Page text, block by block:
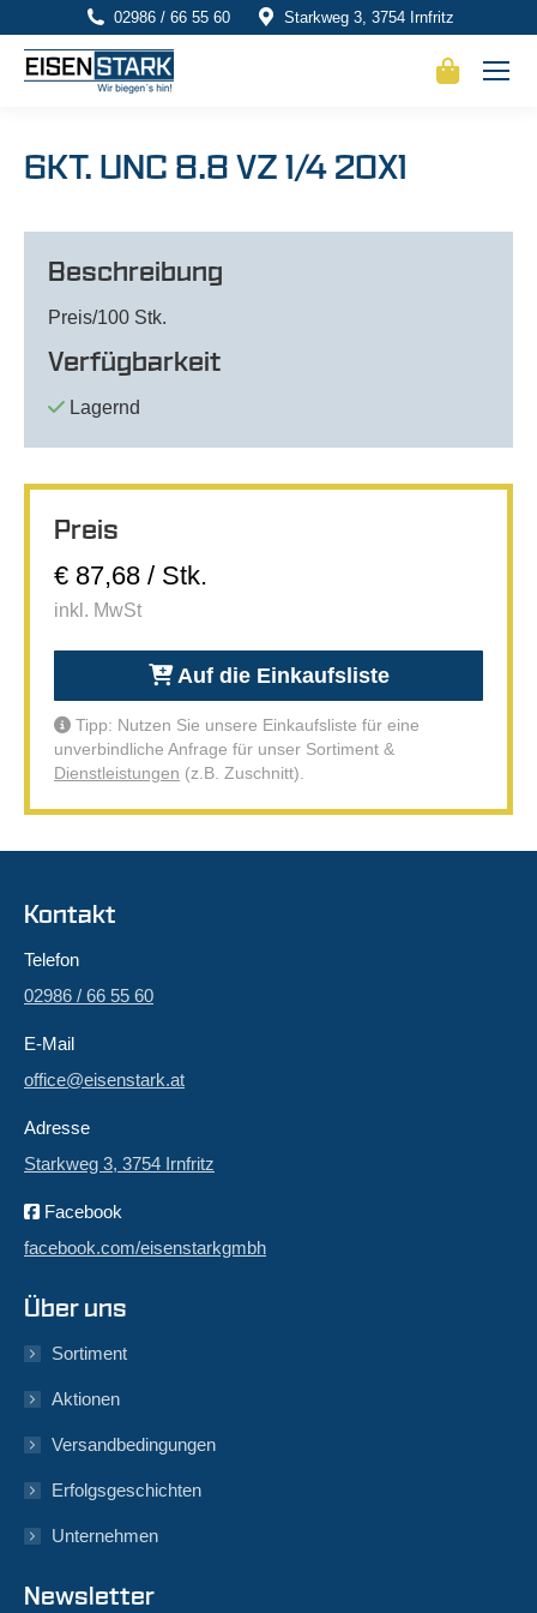
02986 / 66 55 60 Starkweg 3, 3754 Irnfritz
6KT. UNC 8.8 VZ 1/4 20X1
Beschreibung
Preis/100 Stk.
Verfügbarkeit
Lagernd
Preis
€ 87,68 / Stk.
inkl. MwSt
Auf die Einkaufsliste
Tipp: Nutzen Sie unsere Einkaufsliste für eine
unverbindliche Anfrage für unser Sortiment &
Dienstleistungen (z.B. Zuschnitt).
Kontakt
Telefon
02986 / 66 55 60
E-Mail
office@eisenstark.at
Adresse
Starkweg 3, 3754 Irnfritz
Facebook
facebook.com/eisenstarkgmbh
Über uns
Sortiment
Aktionen
Versandbedingungen
Erfolgsgeschichten
Unternehmen
Newsletter